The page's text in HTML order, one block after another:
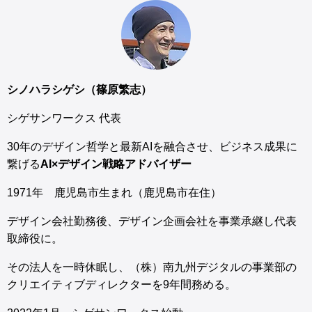
シノハラシゲシ（篠原繁志）
シゲサンワークス 代表
30年のデザイン哲学と最新AIを融合させ、ビジネス成果に
繋げるAI×デザイン戦略アドバイザー
1971年 鹿児島市生まれ（鹿児島市在住）
デザイン会社勤務後、デザイン企画会社を事業承継し代表
取締役に。
その法人を一時休眠し、（株）南九州デジタルの事業部の
クリエイティブディレクターを9年間務める。